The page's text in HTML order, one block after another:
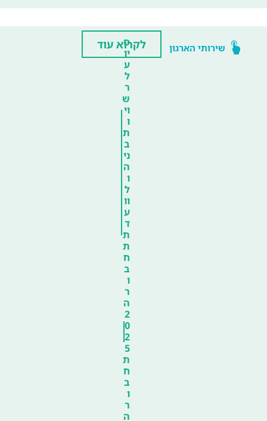
שירותי הארגון
ס
יו
ע
ל
ר
ש
וי
ו
ת
ב
ני
ה
ו
ל
וו
ע
ד
ת
ת
ח
ב
ו
ר
ה
2
0
2
5
ת
ח
ב
ו
ר
ה
לקרוא עוד